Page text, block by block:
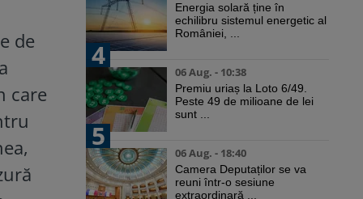
de
care
Energia solară ține în
echilibru sistemul energetic al
României, ...
4
06 Aug. - 10:38
Premiu uriaș la Loto 6/49.
Peste 49 de milioane de lei
sunt ...
5
06 Aug. - 18:40
Camera Deputaților se va
reuni într-o sesiune
extraordinară ...